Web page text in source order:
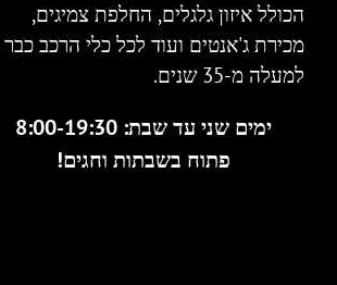
הכולל איזון גלגלים, החלפת צמיגים,
מכירת ג'אנטים ועוד לכל כלי הרכב כבר
למעלה מ-35 שנים.
ימים שני עד שבת: 8:00-19:30
פתוח בשבתות וחגים!